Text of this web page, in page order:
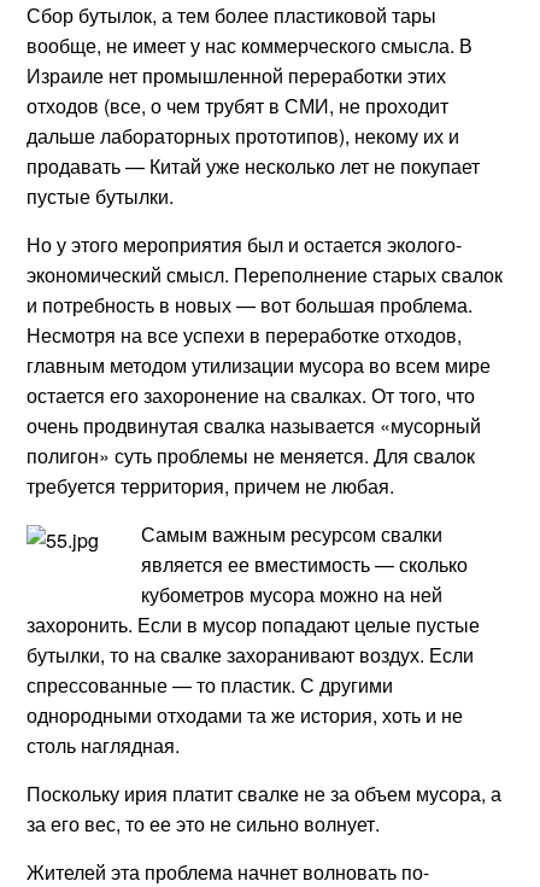
Сбор бутылок, а тем более пластиковой тары
вообще, не имеет у нас коммерческого смысла. В
Израиле нет промышленной переработки этих
отходов (все, о чем трубят в СМИ, не проходит
дальше лабораторных прототипов), некому их и
продавать — Китай уже несколько лет не покупает
пустые бутылки.
Но у этого мероприятия был и остается эколого-
экономический смысл. Переполнение старых свалок
и потребность в новых — вот большая проблема.
Несмотря на все успехи в переработке отходов,
главным методом утилизации мусора во всем мире
остается его захоронение на свалках. От того, что
очень продвинутая свалка называется «мусорный
полигон» суть проблемы не меняется. Для свалок
требуется территория, причем не любая.
Самым важным ресурсом свалки
является ее вместимость — сколько
кубометров мусора можно на ней
захоронить. Если в мусор попадают целые пустые
бутылки, то на свалке захоранивают воздух. Если
спрессованные — то пластик. С другими
однородными отходами та же история, хоть и не
столь наглядная.
Поскольку ирия платит свалке не за объем мусора, а
за его вес, то ее это не сильно волнует.
Жителей эта проблема начнет волновать по-